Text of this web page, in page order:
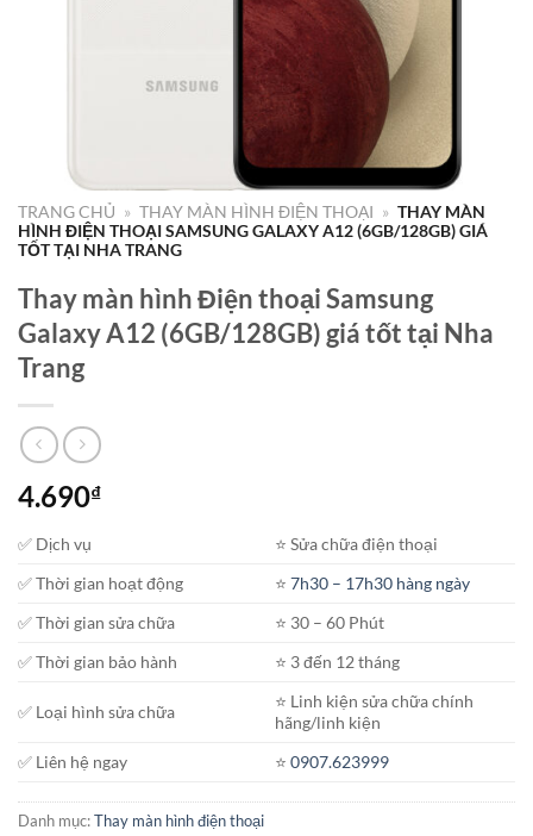
TRANG CHỦ » THAY MÀN HÌNH ĐIỆN THOẠI » THAY MÀN
HÌNH ĐIỆN THOẠI SAMSUNG GALAXY A12 (6GB/128GB) GIÁ
TỐT TẠI NHA TRANG
Thay màn hình Điện thoại Samsung
Galaxy A12 (6GB/128GB) giá tốt tại Nha
Trang
4.690₫
✅ Dịch vụ
⭐️ Sửa chữa điện thoại
✅ Thời gian hoạt động
⭐️7h30 – 17h30 hàng ngày
✅ Thời gian sửa chữa
⭐️ 30 – 60 Phút
✅ Thời gian bảo hành
⭐️ 3 đến 12 tháng
✅ Loại hình sửa chữa
⭐️ Linh kiện sửa chữa chính
hãng/linh kiện
✅ Liên hệ ngay
⭐️0907.623999
Danh mục:Thay màn hình điện thoại